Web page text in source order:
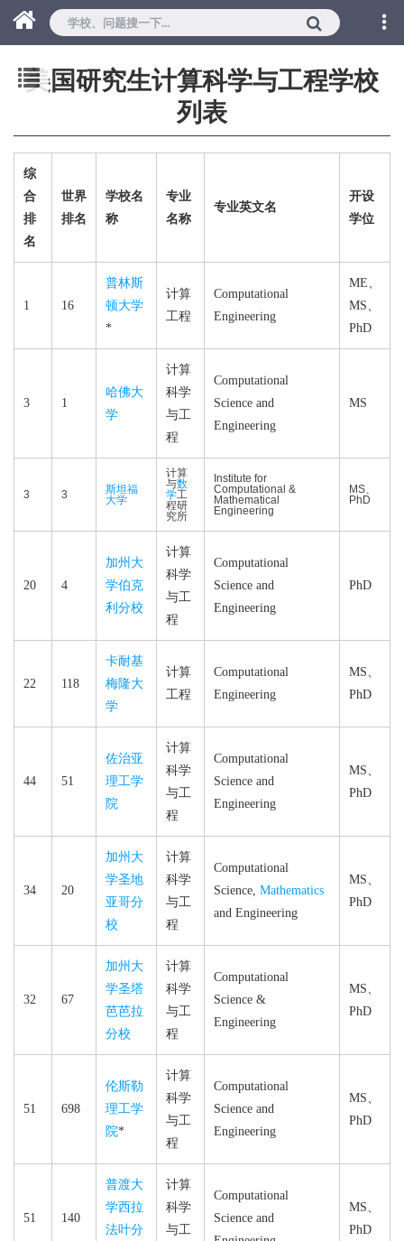
美国研究生计算科学与工程学校
列表
综
合
排
名
世界
排名
学校名
称
专业
名称
专业英文名
开设
学位
1 16
普林斯
顿大学
*
计算
工程
Computational
Engineering
ME、
MS、
PhD
3 1
哈佛大
学
计算
科学
与工
程
Computational
Science and
Engineering
MS
3 3
斯坦福
大学
计算
与数
学工
程研
究所
Institute for
Computational &
Mathematical
Engineering
MS、
PhD
20 4
加州大
学伯克
利分校
计算
科学
与工
程
Computational
Science and
Engineering
PhD
22 118
卡耐基
梅隆大
学
计算
工程
Computational
Engineering
MS、
PhD
44 51
佐治亚
理工学
院
计算
科学
与工
程
Computational
Science and
Engineering
MS、
PhD
34 20
加州大
学圣地
亚哥分
校
计算
科学
与工
程
Computational
Science, Mathematics
and Engineering
MS、
PhD
32 67
加州大
学圣塔
芭芭拉
分校
计算
科学
与工
程
Computational
Science &
Engineering
MS、
PhD
51 698
伦斯勒
理工学
院*
计算
科学
与工
程
Computational
Science and
Engineering
MS、
PhD
51 140
普渡大
学西拉
法叶分
计算
科学
与工
Computational
Science and
MS、
PhD